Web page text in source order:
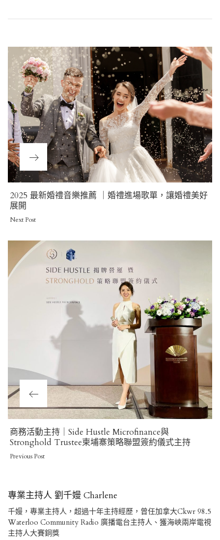
navigation
Next
Post
2025 最新婚禮音樂推薦 ｜婚禮進場歌單，讓婚禮美好
展開
Next Post
Previous
Post
商務活動主持｜Side Hustle Microfinance與
Stronghold Trustee柬埔寨策略聯盟簽約儀式主持
Previous Post
專業主持人 劉千嫚 Charlene
千嫚，專業主持人，超過十年主持經歷，曾任加拿大Ckwr 98.5
Waterloo Community Radio 廣播電台主持人、獲海峽兩岸電視
主持人大賽銅獎